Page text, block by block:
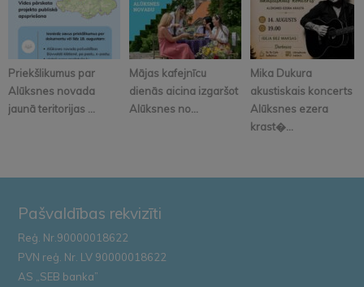
Priekšlikumus par
Alūksnes novada
jaunā teritorijas ...
Mājas kafejnīcu
dienās aicina izgaršot
Alūksnes no...
Mika Dukura
akustiskais koncerts
Alūksnes ezera
krast�...
Pašvaldības rekvizīti
Reģ. Nr.90000018622
PVN reģ. Nr. LV 90000018622
AS „SEB banka”